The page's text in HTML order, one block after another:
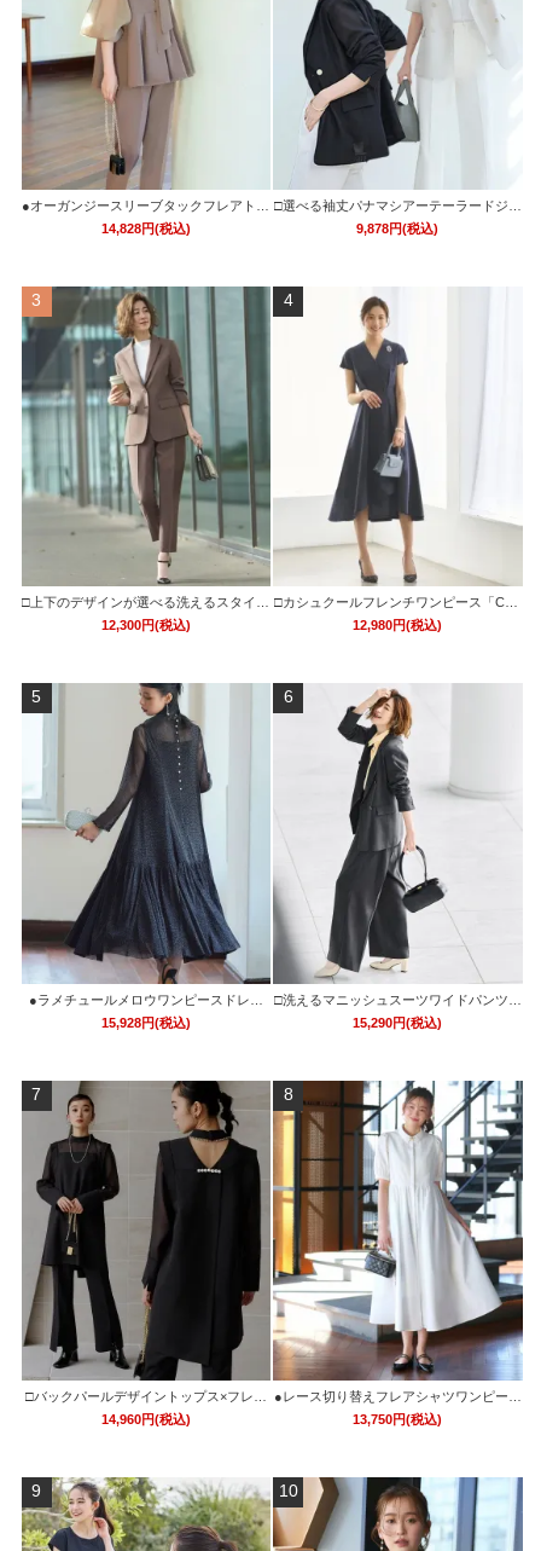
●オーガンジースリーブタックフレアトッ
プス＆シークレットゴム・スリムテーパ
14,828円(税込)
□選べる袖丈パナマシアーテーラードジャ
ケット 「CJK1543」
9,878円(税込)
3
□上下のデザインが選べる洗えるスタイリ
ッシュビジネススーツパンツセット「CS
12,300円(税込)
4
□カシュクールフレンチワンピース「CU1
248」
12,980円(税込)
5
●ラメチュールメロウワンピースドレス
「U1425」/ 結婚式・披露宴・二次会など
15,928円(税込)
6
□洗えるマニッシュスーツワイドパンツセ
ット「CSU1680」/ 学校行事・通勤・ビ
15,290円(税込)
7
□バックパールデザイントップス×フレア
スリットパンツセットアップ「PA1176」/
14,960円(税込)
8
●レース切り替えフレアシャツワンピース
「CU1734」
13,750円(税込)
9 10